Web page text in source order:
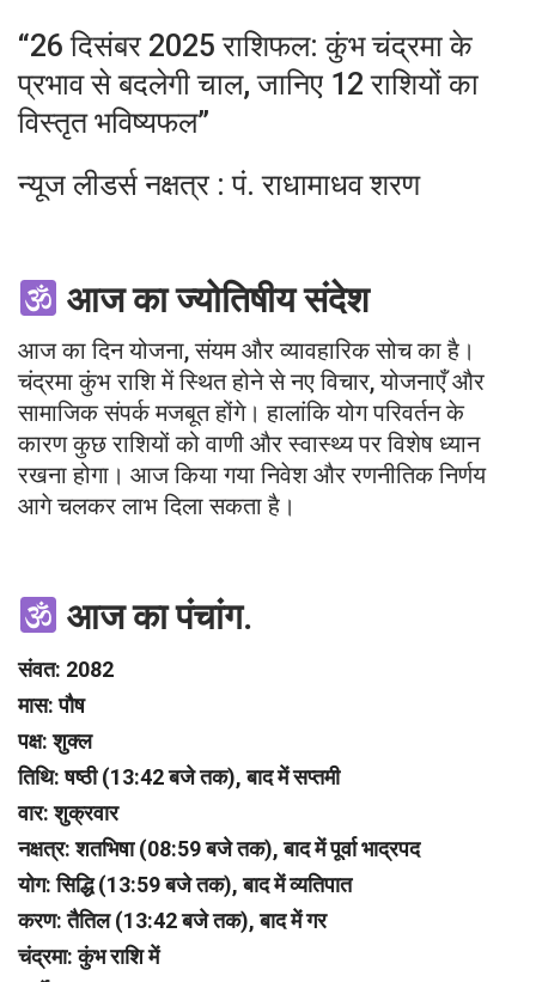
“26 दिसंबर 2025 राशिफल: कुंभ चंद्रमा के
प्रभाव से बदलेगी चाल, जानिए 12 राशियों का
विस्तृत भविष्यफल”
न्यूज लीडर्स नक्षत्र : पं. राधामाधव शरण
आज का ज्योतिषीय संदेश
आज का दिन योजना, संयम और व्यावहारिक सोच का है।
चंद्रमा कुंभ राशि में स्थित होने से नए विचार, योजनाएँ और
सामाजिक संपर्क मजबूत होंगे। हालांकि योग परिवर्तन के
कारण कुछ राशियों को वाणी और स्वास्थ्य पर विशेष ध्यान
रखना होगा। आज किया गया निवेश और रणनीतिक निर्णय
आगे चलकर लाभ दिला सकता है।
आज कापंचांग.
संवत: 2082
मास: पौष
पक्ष: शुक्ल
तिथि: षष्ठी (13:42 बजे तक), बाद में सप्तमी
वार: शुक्रवार
नक्षत्र: शतभिषा (08:59 बजे तक), बाद में पूर्वा भाद्रपद
योग: सिद्धि (13:59 बजे तक), बाद में व्यतिपात
करण: तैतिल (13:42 बजे तक), बाद में गर
चंद्रमा: कुंभ राशि में